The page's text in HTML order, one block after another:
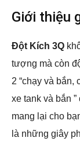
Giới thiệu
Đột Kích 3Q
tượng mà còn
2 “chạy và
xe tank và bắn
mang lại cho
là những giây